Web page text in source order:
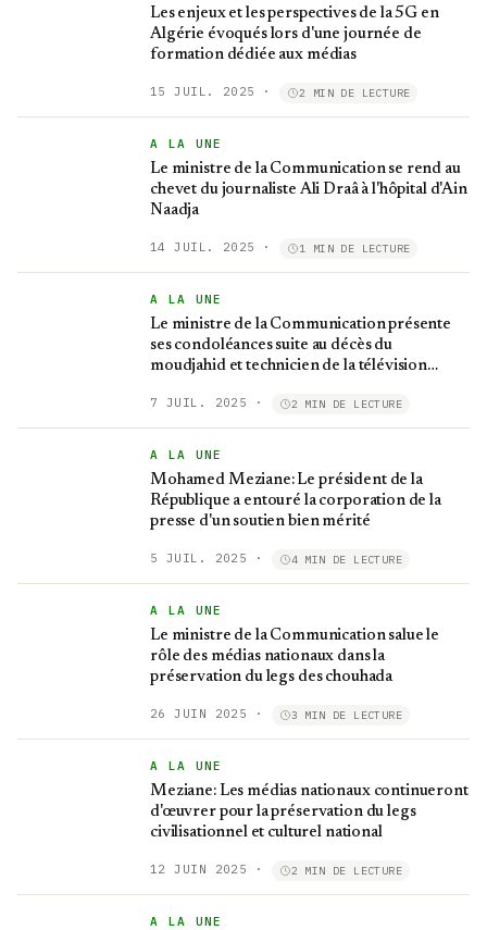
Les enjeux et les perspectives de la 5G en
Algérie évoqués lors d'une journée de
formation dédiée aux médias
15 JUIL. 2025 · 2 MIN DE LECTURE
A LA UNE
Le ministre de la Communication se rend au
chevet du journaliste Ali Draâ à l'hôpital d'Ain
Naadja
14 JUIL. 2025 · 1 MIN DE LECTURE
A LA UNE
Le ministre de la Communication présente
ses condoléances suite au décès du
moudjahid et technicien de la télévision
7 JUIL. 2025 · 2 MIN DE LECTURE
A LA UNE
Mohamed Meziane: Le président de la
République a entouré la corporation de la
presse d'un soutien bien mérité
5 JUIL. 2025 · 4 MIN DE LECTURE
A LA UNE
Le ministre de la Communication salue le
rôle des médias nationaux dans la
préservation du legs des chouhada
26 JUIN 2025 · 3 MIN DE LECTURE
A LA UNE
Meziane: Les médias nationaux continueront
d'œuvrer pour la préservation du legs
civilisationnel et culturel national
12 JUIN 2025 · 2 MIN DE LECTURE
A LA UNE